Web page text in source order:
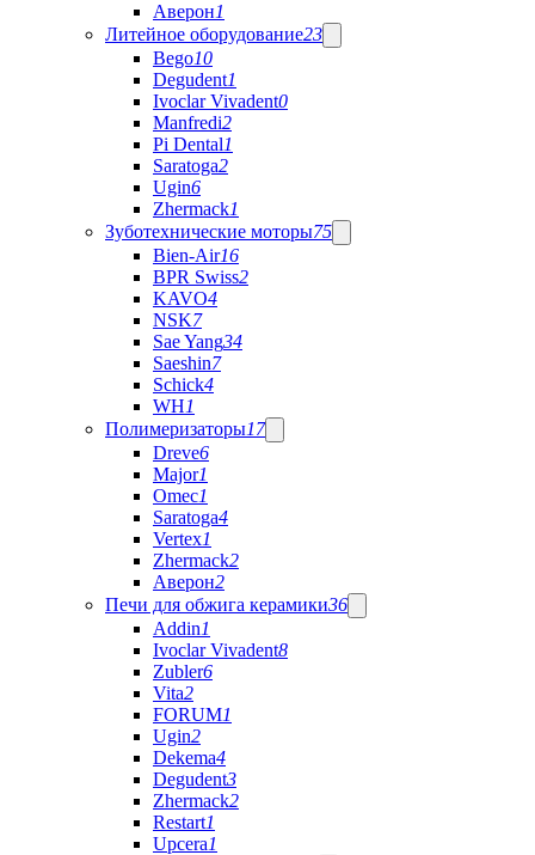
Аверон1
Литейное оборудование23
Bego10
Degudent1
Ivoclar Vivadent0
Manfredi2
Pi Dental1
Saratoga2
Ugin6
Zhermack1
Зуботехнические моторы75
Bien-Air16
BPR Swiss2
KAVO4
NSK7
Sae Yang34
Saeshin7
Schick4
WH1
Полимеризаторы17
Dreve6
Major1
Omec1
Saratoga4
Vertex1
Zhermack2
Аверон2
Печи для обжига керамики36
Addin1
Ivoclar Vivadent8
Zubler6
Vita2
FORUM1
Ugin2
Dekema4
Degudent3
Zhermack2
Restart1
Upcera1